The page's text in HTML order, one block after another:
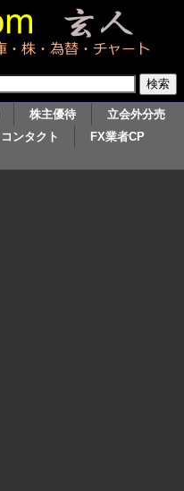
株主優待
立会外分売
コンタクト
FX業者CP